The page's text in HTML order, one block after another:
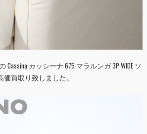
カッシーナ 675 マラルンガ 3P WIDE ソ
買取り致しました。